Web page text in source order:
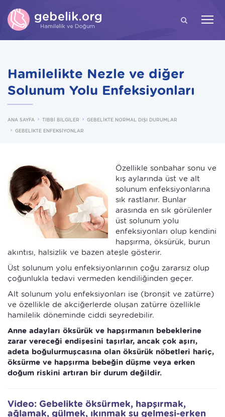
ARA
Hamilelikte Nezle ve diğer
Solunum Yolu Enfeksiyonları
ANA SAYFA TIBBİ BİLGİLER
GEBELİKTE NORMAL DIŞI DURUMLAR
GEBELİKTE ENFEKSİYONLAR
Özellikle sonbahar sonu ve
kış aylarında üst ve alt
solunum enfeksiyonlarına
sık rastlanır. Bunlar
arasında en sık görülenler
üst solunum yolu
enfeksiyonları olup kendini
hapşırma, öksürük, burun
akıntısı, halsizlik ve bazen ateşle gösterir.
Üst solunum yolu enfeksiyonlarının çoğu zararsız olup
çoğunlukla tedavi vermeden kendiliğinden geçer.
Alt solunum yolu enfeksiyonları ise (bronşit ve zatürre)
ve özellikle de akciğerlerde oluşan zatürre özellikle
hamilelik döneminde ciddi seyredebilir.
Anne adayları öksürük ve hapşırmanın bebeklerine
zarar vereceği endişesini taşırlar, ancak çok aşırı,
adeta boğulurmuşcasına olan öksürük nöbetleri hariç,
öksürme ve hapşırma bebeğin düşme veya erken
doğum riskini artıran bir durum değildir.
Video: Gebelikte öksürmek, hapşırmak,
ağlamak, gülmek, ıkınmak su gelmesi-erken